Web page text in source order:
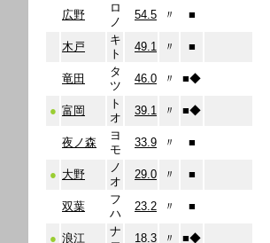
広野
ロ
ノ
54.5 〃 ■
木戸
キ
ト
49.1 〃 ■
竜田
タ
ツ
46.0 〃 ■◆
● 富岡
ト
オ
39.1 〃 ■◆
夜ノ森
ヨ
モ
33.9 〃 ■
● 大野
ノ
オ
29.0 〃 ■
双葉
フ
ハ
23.2 〃 ■
● 浪江
ナ
18.3 〃 ■◆